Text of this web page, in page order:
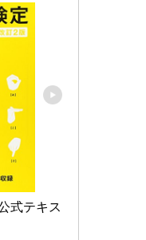
式テキス